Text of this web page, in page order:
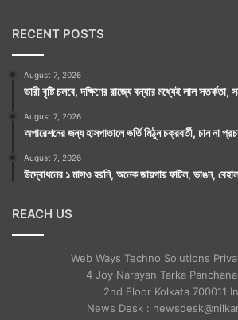
RECENT POSTS
August 7, 2026
ভারী বৃষ্টি চলবে, দক্ষিণের রাজ্যে বন্যার মধ্যেই লাল সতর্কতা,
August 7, 2026
অপারেশনের জন্য হাসপাতালে ভর্তি মিঠুন চক্রবর্তী, চান না
August 7, 2026
উদ্বোধনের ১ মাসও হয়নি, অনেক জায়গায় ফাটল, ভাঙন,
REACH US
Web Ways Techno Solutions
4 Joy Narayan Tarka
2nd Floor Kolkata 700011
News Desk :